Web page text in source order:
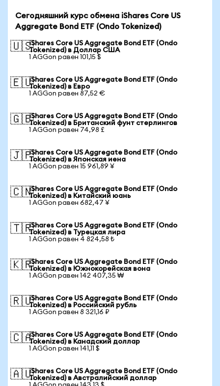
Сегодняшний курс обмена iShares Core US
Aggregate Bond ETF (Ondo Tokenized)
🇺🇸iShares Core US Aggregate Bond ETF (Ondo
Tokenized) в Доллар США
1 AGGon равен 101,15 $
🇪🇺iShares Core US Aggregate Bond ETF (Ondo
Tokenized) в Евро
1 AGGon равен 87,52 €
🇬🇧iShares Core US Aggregate Bond ETF (Ondo
Tokenized) в Британский фунт стерлингов
1 AGGon равен 74,98 £
🇯🇵iShares Core US Aggregate Bond ETF (Ondo
Tokenized) в Японская иена
1 AGGon равен 15 961,89 ¥
🇨🇳iShares Core US Aggregate Bond ETF (Ondo
Tokenized) в Китайский юань
1 AGGon равен 682,47 ¥
🇹🇷iShares Core US Aggregate Bond ETF (Ondo
Tokenized) в Турецкая лира
1 AGGon равен 4 824,58 ₺
🇰🇷iShares Core US Aggregate Bond ETF (Ondo
Tokenized) в Южнокорейская вона
1 AGGon равен 142 407,35 ₩
🇷🇺iShares Core US Aggregate Bond ETF (Ondo
Tokenized) в Российский рубль
1 AGGon равен 8 321,16 ₽
🇨🇦iShares Core US Aggregate Bond ETF (Ondo
Tokenized) в Канадский доллар
1 AGGon равен 141,11 $
🇦🇺iShares Core US Aggregate Bond ETF (Ondo
Tokenized) в Австралийский доллар